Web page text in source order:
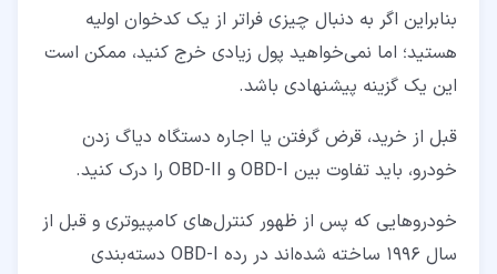
بنابراین اگر به دنبال چیزی فراتر از یک کدخوان اولیه
هستید؛ اما نمی‌خواهید پول زیادی خرج کنید، ممکن است
این یک گزینه پیشنهادی باشد.
قبل از خرید، قرض گرفتن یا اجاره دستگاه دیاگ زدن
خودرو، باید تفاوت بین OBD-I و OBD-II را درک کنید.
خودروهایی که پس از ظهور کنترل‌های کامپیوتری و قبل از
سال 1996 ساخته شده‌اند در رده OBD-I دسته‌بندی